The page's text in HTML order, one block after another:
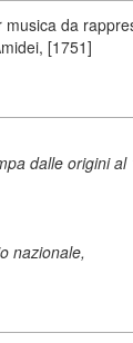
da
[1751]
dalle origini al
nazionale,